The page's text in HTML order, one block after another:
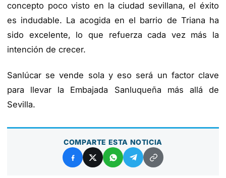
concepto poco visto en la ciudad sevillana, el éxito
es indudable. La acogida en el barrio de Triana ha
sido excelente, lo que refuerza cada vez más la
intención de crecer.
Sanlúcar se vende sola y eso será un factor clave
para llevar la Embajada Sanluqueña más allá de
Sevilla.
COMPARTE ESTA NOTICIA